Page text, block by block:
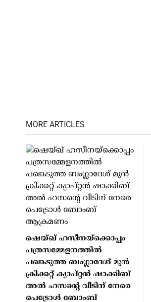
MORE ARTICLES
ഷെയ്ഖ് ഹസീനയ്‌ക്കൊപ്പം
പത്രസമ്മേളനത്തില്‍
പങ്കെടുത്ത ബംഗ്ലാദേശ് മുന്‍
ക്രിക്കറ്റ് ക്യാപ്റ്റന്‍ ഷാക്കിബ്
അല്‍ ഹസന്റെ വീടിന് നേരെ
പെട്രോള്‍ ബോംബ്